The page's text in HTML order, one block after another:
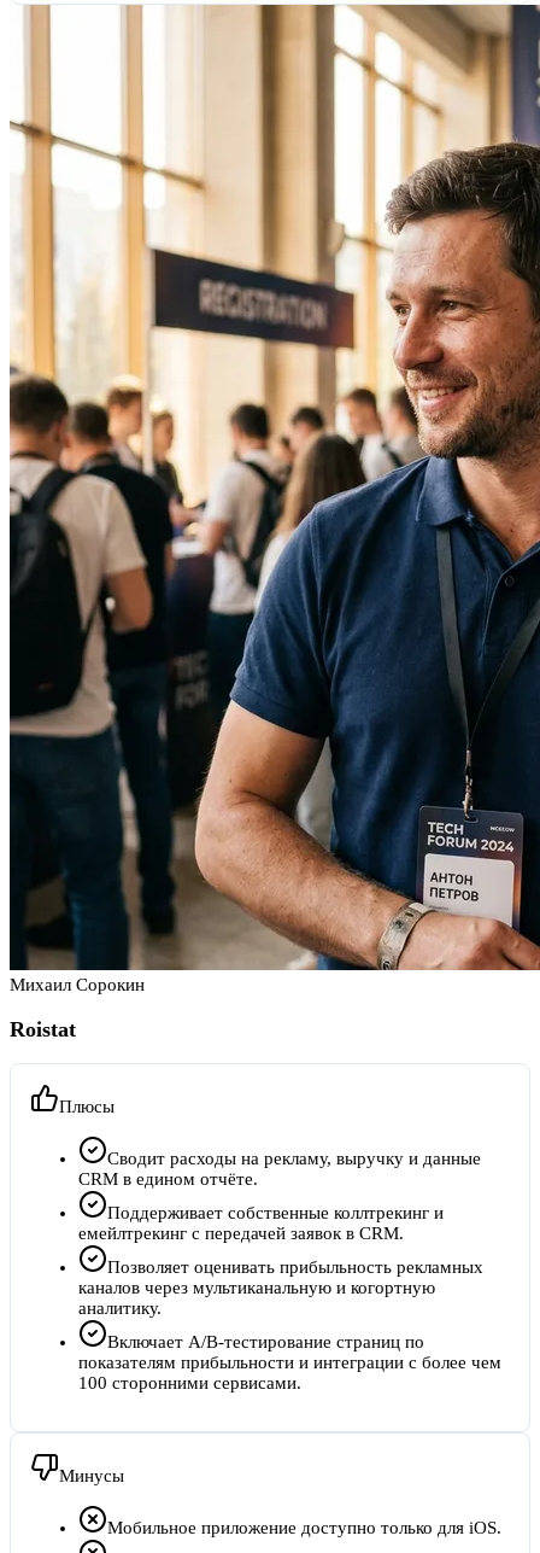
Михаил Сорокин
Roistat
Плюсы
Сводит расходы на рекламу, выручку и данные
CRM в едином отчёте.
Поддерживает собственные коллтрекинг и
емейлтрекинг с передачей заявок в CRM.
Позволяет оценивать прибыльность рекламных
каналов через мультиканальную и когортную
аналитику.
Включает A/B-тестирование страниц по
показателям прибыльности и интеграции с более чем
100 сторонними сервисами.
Минусы
Мобильное приложение доступно только для iOS.